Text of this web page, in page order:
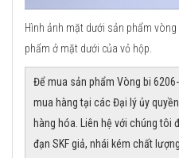
Hình ảnh mặt dưới sản phẩm
phẩm ở mặt dưới của vỏ hộp.
Để mua sản phẩm Vòng bi
mua hàng tại các Đại lý ủy
hàng hóa. Liên hệ với chúng tôi
đạn SKF giả, nhái kém chất lượng.